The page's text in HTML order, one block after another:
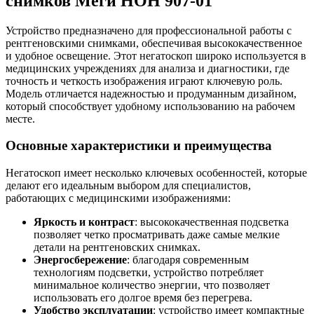
Устройство предназначено для профессиональной работы с
рентгеновскими снимками, обеспечивая высококачественное
и удобное освещение. Этот негатоскоп широко используется в
медицинских учреждениях для анализа и диагностики, где
точность и четкость изображения играют ключевую роль.
Модель отличается надежностью и продуманным дизайном,
который способствует удобному использованию на рабочем
месте.
Основные характеристики и преимущества
Негатоскоп имеет несколько ключевых особенностей, которые
делают его идеальным выбором для специалистов,
работающих с медицинскими изображениями:
Яркость и контраст: высококачественная подсветка
позволяет четко просматривать даже самые мелкие
детали на рентгеновских снимках.
Энергосбережение: благодаря современным
технологиям подсветки, устройство потребляет
минимальное количество энергии, что позволяет
использовать его долгое время без перегрева.
Удобство эксплуатации: устройство имеет компактные